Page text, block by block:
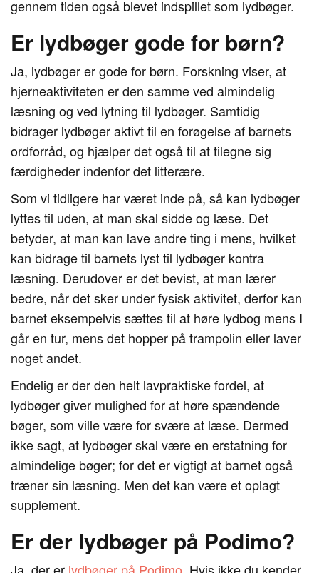
gennem tiden også blevet indspillet som lydbøger.
Er lydbøger gode for børn?
Ja, lydbøger er gode for børn. Forskning viser, at
hjerneaktiviteten er den samme ved almindelig
læsning og ved lytning til lydbøger. Samtidig
bidrager lydbøger aktivt til en forøgelse af barnets
ordforråd, og hjælper det også til at tilegne sig
færdigheder indenfor det litterære.
Som vi tidligere har været inde på, så kan lydbøger
lyttes til uden, at man skal sidde og læse. Det
betyder, at man kan lave andre ting i mens, hvilket
kan bidrage til barnets lyst til lydbøger kontra
læsning. Derudover er det bevist, at man lærer
bedre, når det sker under fysisk aktivitet, derfor kan
barnet eksempelvis sættes til at høre lydbog mens I
går en tur, mens det hopper på trampolin eller laver
noget andet.
Endelig er der den helt lavpraktiske fordel, at
lydbøger giver mulighed for at høre spændende
bøger, som ville være for svære at læse. Dermed
ikke sagt, at lydbøger skal være en erstatning for
almindelige bøger; for det er vigtigt at barnet også
træner sin læsning. Men det kan være et oplagt
supplement.
Er der lydbøger på Podimo?